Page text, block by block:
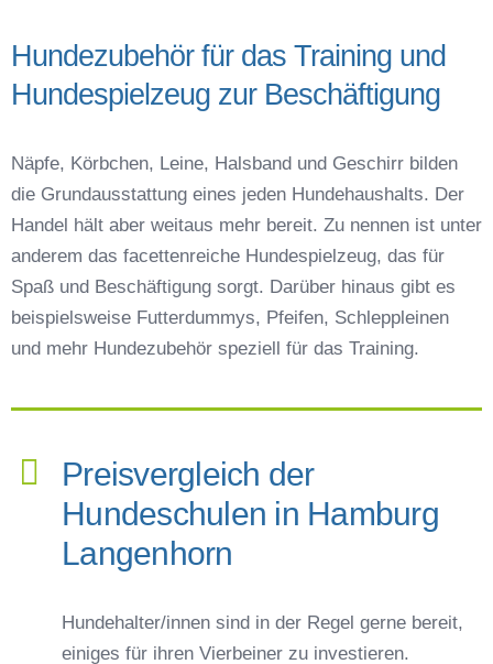
Hundezubehör für das Training und
Hundespielzeug zur Beschäftigung
Näpfe, Körbchen, Leine, Halsband und Geschirr bilden
die Grundausstattung eines jeden Hundehaushalts. Der
Handel hält aber weitaus mehr bereit. Zu nennen ist unter
anderem das facettenreiche Hundespielzeug, das für
Spaß und Beschäftigung sorgt. Darüber hinaus gibt es
beispielsweise Futterdummys, Pfeifen, Schleppleinen
und mehr Hundezubehör speziell für das Training.
Preisvergleich der
Hundeschulen in Hamburg
Langenhorn
Hundehalter/innen sind in der Regel gerne bereit,
einiges für ihren Vierbeiner zu investieren.